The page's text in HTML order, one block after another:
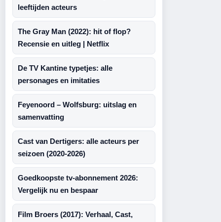
leeftijden acteurs
The Gray Man (2022): hit of flop?
Recensie en uitleg | Netflix
De TV Kantine typetjes: alle
personages en imitaties
Feyenoord – Wolfsburg: uitslag en
samenvatting
Cast van Dertigers: alle acteurs per
seizoen (2020-2026)
Goedkoopste tv-abonnement 2026:
Vergelijk nu en bespaar
Film Broers (2017): Verhaal, Cast,